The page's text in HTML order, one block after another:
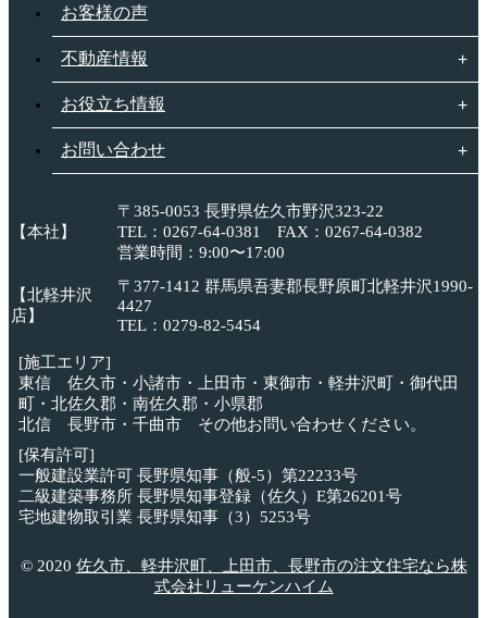
お客様の声
不動産情報
お役立ち情報
お問い合わせ
【本社】
〒385-0053 長野県佐久市野沢323-22
TEL：0267-64-0381 FAX：0267-64-0382
営業時間：9:00〜17:00
【北軽井沢
店】
〒377-1412 群馬県吾妻郡長野原町北軽井沢1990-
4427
TEL：0279-82-5454
[施工エリア]
東信 佐久市・小諸市・上田市・東御市・軽井沢町・御代田
町・北佐久郡・南佐久郡・小県郡
北信 長野市・千曲市 その他お問い合わせください。
[保有許可]
一般建設業許可 長野県知事（般-5）第22233号
二級建築事務所 長野県知事登録（佐久）E第26201号
宅地建物取引業 長野県知事（3）5253号
© 2020 佐久市、軽井沢町、上田市、長野市の注文住宅なら株
式会社リューケンハイム